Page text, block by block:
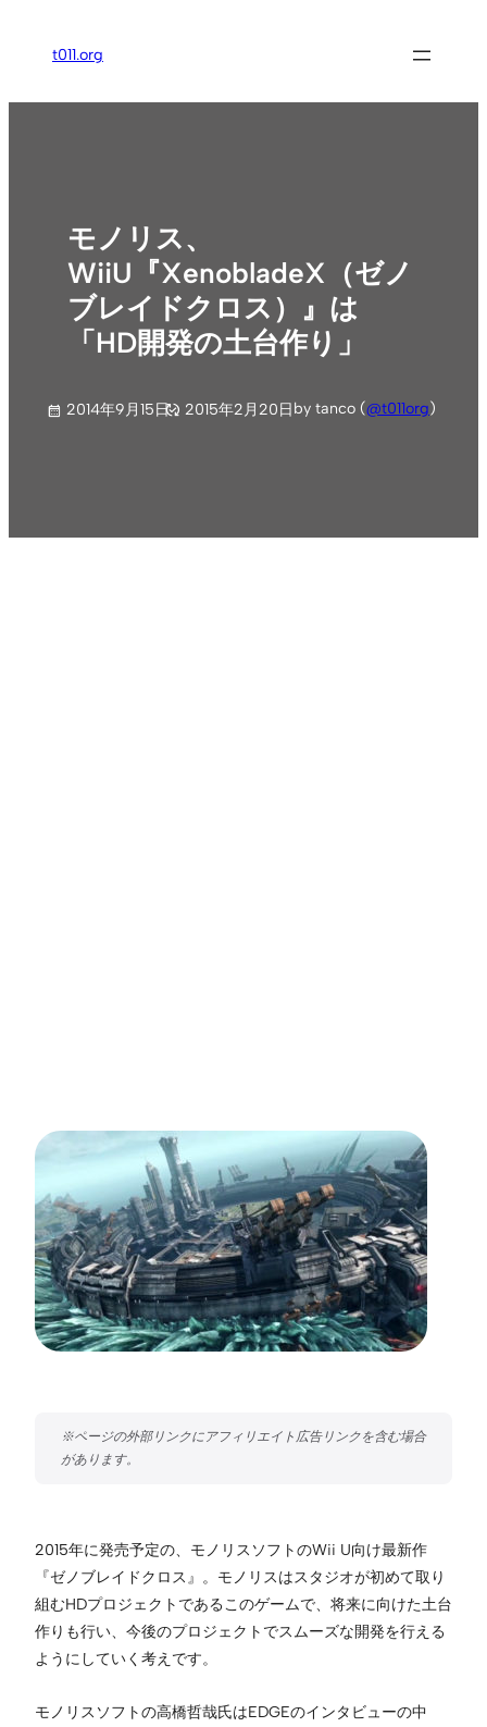
ス
t011.org
モノリス、
WiiU『XenobladeX（ゼノ
ブレイドクロス）』は
「HD開発の土台作り」
2014年9月15日 2015年2月20日by tanco (@t011org)
2015年に発売予定の、モノリスソフトのWii U向け最新作
『ゼノブレイドクロス』。モノリスはスタジオが初めて取り
組むHDプロジェクトであるこのゲームで、将来に向けた土台
作りも行い、今後のプロジェクトでスムーズな開発を行える
ようにしていく考えです。
モノリスソフトの高橋哲哉氏はEDGEのインタビューの中